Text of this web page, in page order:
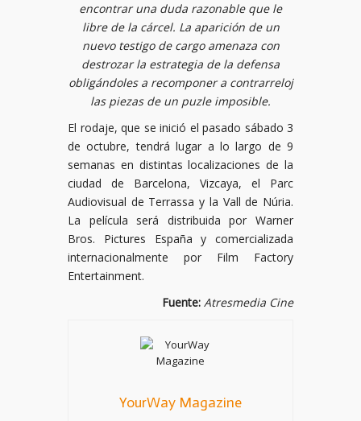
encontrar una duda razonable que le
libre de la cárcel. La aparición de un
nuevo testigo de cargo amenaza con
destrozar la estrategia de la defensa
obligándoles a recomponer a contrarreloj
las piezas de un puzle imposible.
El rodaje, que se inició el pasado sábado 3
de octubre, tendrá lugar a lo largo de 9
semanas en distintas localizaciones de la
ciudad de Barcelona, Vizcaya, el Parc
Audiovisual de Terrassa y la Vall de Núria.
La película será distribuida por Warner
Bros. Pictures España y comercializada
internacionalmente por Film Factory
Entertainment.
Fuente: Atresmedia Cine
YourWay Magazine